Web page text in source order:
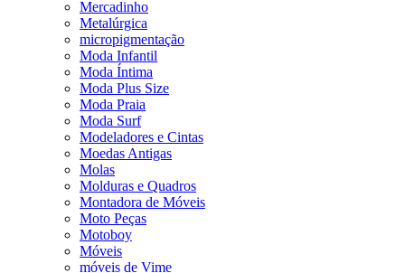
Mercadinho
Metalúrgica
micropigmentação
Moda Infantil
Moda Íntima
Moda Plus Size
Moda Praia
Moda Surf
Modeladores e Cintas
Moedas Antigas
Molas
Molduras e Quadros
Montadora de Móveis
Moto Peças
Motoboy
Móveis
móveis de Vime